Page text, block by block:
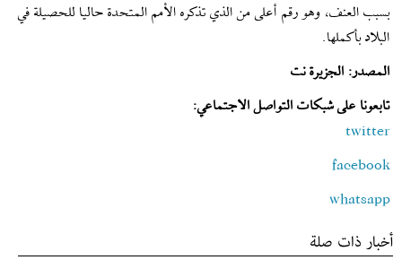
بسبب العنف، وهو رقم أعلى من الذي تذكره الأمم المتحدة حاليا للحصيلة في
البلاد بأكملها.
المصدر: الجزيرة نت
تابعونا على شبكات التواصل الاجتماعي:
twitter
facebook
whatsapp
أخبار ذات صلة